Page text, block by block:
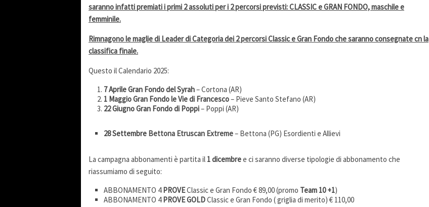
saranno infatti premiati i primi 2 assoluti per i 2 percorsi previsti: CLASSIC e GRAN FONDO, maschile e
femminile.
Rimnagono le maglie di Leader di Categoria dei 2 percorsi Classic e Gran Fondo che saranno consegnate cn la
classifica finale.
Questo il Calendario 2025:
7 Aprile Gran Fondo del Syrah– Cortona (AR)
1 Maggio Gran Fondo le Vie di Francesco– Pieve Santo Stefano (AR)
22 GiugnoGran Fondo di Poppi– Poppi (AR)
28 Settembre Bettona Etruscan Extreme– Bettona (PG) Esordienti e Allievi
La campagna abbonamenti è partita il 1 dicembree ci saranno diverse tipologie di abbonamento che
riassumiamo di seguito:
ABBONAMENTO 4PROVEClassic e Gran Fondo € 89,00 (promo Team 10 +1)
ABBONAMENTO 4PROVEGOLDClassic e Gran Fondo ( griglia di merito) € 110,00